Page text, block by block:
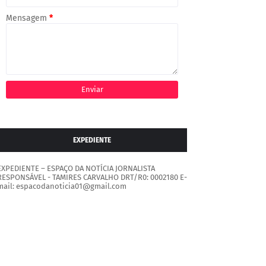
Mensagem *
EXPEDIENTE
– ESPAÇO DA NOTÍCIA JORNALISTA
- TAMIRES CARVALHO DRT/R0: 0002180 E-
espacodanoticia01@gmail.com